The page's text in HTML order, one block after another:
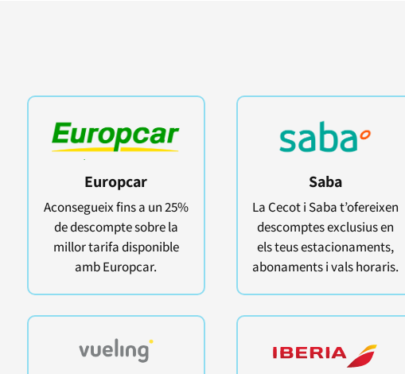
Europcar
Aconsegueix fins a un 25%
de descompte sobre la
millor tarifa disponible
amb Europcar.
Saba
La Cecot i Saba t’ofereixen
descomptes exclusius en
els teus estacionaments,
abonaments i vals horaris.